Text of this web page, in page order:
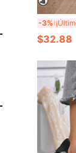
-3%
$32.88